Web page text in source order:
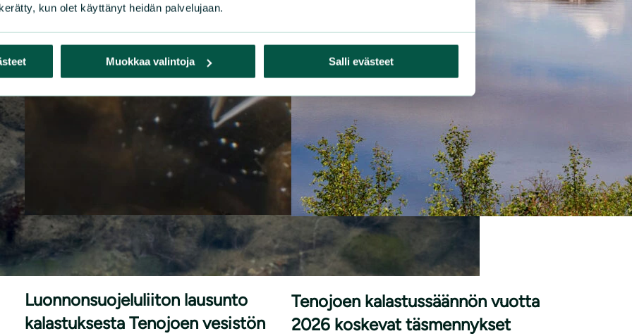
kun olet käyttänyt heidän palvelujaan.
Muokkaa valintoja Salli evästeet
LAUSUNNOT 15.5.2026
Luonnonsuojeluliiton lausunto
kalastuksesta Tenojoen vesistön
LAUSUNNOT 25.3.2026
Tenojoen kalastussäännön vuotta
2026 koskevat täsmennykset